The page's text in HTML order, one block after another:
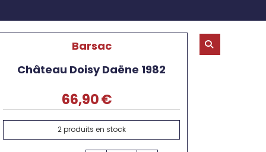
Barsac
Château Doisy Daëne 1982
66,90€
2produits en stock